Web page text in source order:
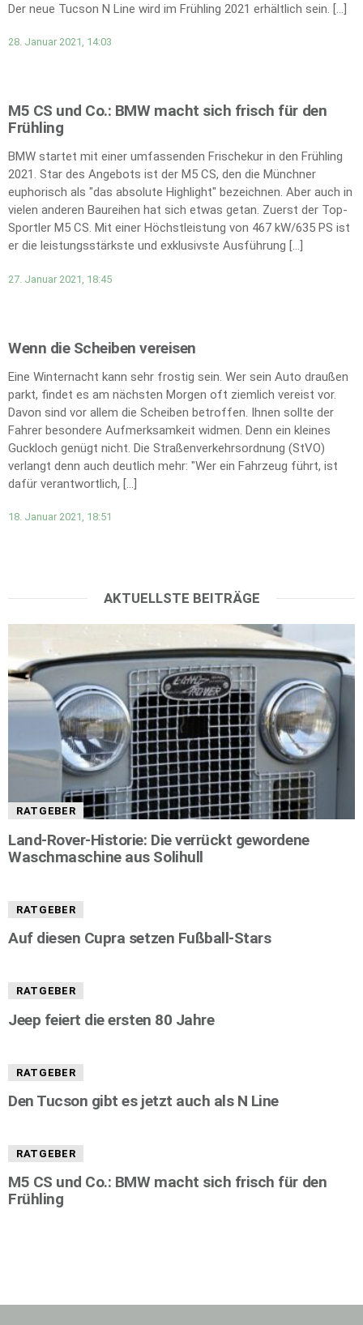
Der neue Tucson N Line wird im Frühling 2021 erhältlich sein. […]
28. Januar 2021, 14:03
M5 CS und Co.: BMW macht sich frisch für den
Frühling
BMW startet mit einer umfassenden Frischekur in den Frühling
2021. Star des Angebots ist der M5 CS, den die Münchner
euphorisch als "das absolute Highlight" bezeichnen. Aber auch in
vielen anderen Baureihen hat sich etwas getan. Zuerst der Top-
Sportler M5 CS. Mit einer Höchstleistung von 467 kW/635 PS ist
er die leistungsstärkste und exklusivste Ausführung […]
27. Januar 2021, 18:45
Wenn die Scheiben vereisen
Eine Winternacht kann sehr frostig sein. Wer sein Auto draußen
parkt, findet es am nächsten Morgen oft ziemlich vereist vor.
Davon sind vor allem die Scheiben betroffen. Ihnen sollte der
Fahrer besondere Aufmerksamkeit widmen. Denn ein kleines
Guckloch genügt nicht. Die Straßenverkehrsordnung (StVO)
verlangt denn auch deutlich mehr: "Wer ein Fahrzeug führt, ist
dafür verantwortlich, […]
18. Januar 2021, 18:51
AKTUELLSTE BEITRÄGE
RATGEBER
Land-Rover-Historie: Die verrückt gewordene
Waschmaschine aus Solihull
RATGEBER
Auf diesen Cupra setzen Fußball-Stars
RATGEBER
Jeep feiert die ersten 80 Jahre
RATGEBER
Den Tucson gibt es jetzt auch als N Line
RATGEBER
M5 CS und Co.: BMW macht sich frisch für den
Frühling